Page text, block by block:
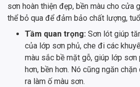
sơn hoàn thiện đẹp, bền màu cho cửa
thể bỏ qua để đảm bảo chất lượng,
Tầm quan trọng: Sơn lót giúp
của lớp sơn phủ, che đi các
màu sắc bề mặt gỗ, giúp lớp sơn
hơn, bền hơn. Nó cũng ngăn
ra làm ố màu sơn.